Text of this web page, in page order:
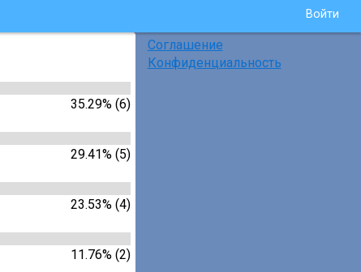
Войти
35.29% (6)
29.41% (5)
23.53% (4)
11.76% (2)
Соглашение
Конфиденциальность